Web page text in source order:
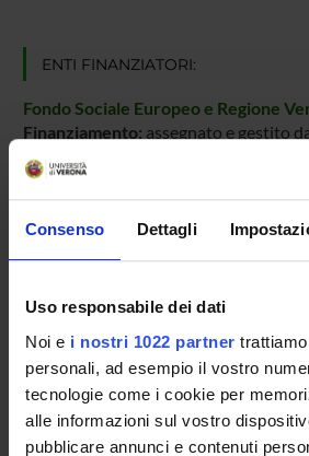
Consenso Dettagli
Uso responsabile dei dati
Noi e i nostri 1022 partner
personali, ad esempio il vostro
tecnologie come i cookie per
alle informazioni sul vostro
pubblicare annunci e contenuti
ENTI FINANZIATORI:
Fondo Sociale Europeo e Regione
Finanziamento: assegnato e gestito
PARTECIPANTI AL PROGETTO
Adolfo Speghini
Professore ordinario
AREE DI RICERCA COINVOLTE DAL